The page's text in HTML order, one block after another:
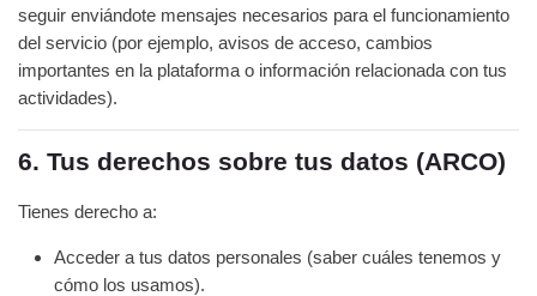
seguir enviándote mensajes necesarios para el funcionamiento
del servicio (por ejemplo, avisos de acceso, cambios
importantes en la plataforma o información relacionada con tus
actividades).
6. Tus derechos sobre tus datos (ARCO)
Tienes derecho a:
Acceder a tus datos personales (saber cuáles tenemos y
cómo los usamos).